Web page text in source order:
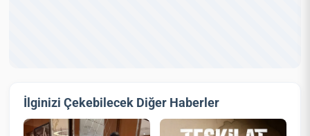
İlginizi Çekebilecek Diğer Haberler